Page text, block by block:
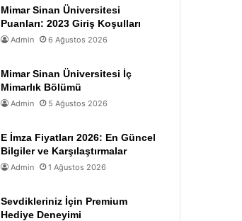
Mimar Sinan Üniversitesi
Puanları: 2023 Giriş Koşulları
Admin 6 Ağustos 2026
Mimar Sinan Üniversitesi İç
Mimarlık Bölümü
Admin 5 Ağustos 2026
E İmza Fiyatları 2026: En Güncel
Bilgiler ve Karşılaştırmalar
Admin 1 Ağustos 2026
Sevdikleriniz İçin Premium
Hediye Deneyimi